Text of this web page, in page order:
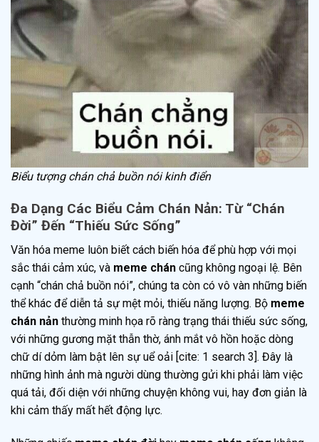
Biểu tượng chán chả buồn nói kinh điển
Đa Dạng Các Biểu Cảm Chán Nản: Từ “Chán
Đời” Đến “Thiếu Sức Sống”
Văn hóa meme luôn biết cách biến hóa để phù hợp với mọi
sắc thái cảm xúc, và meme chán cũng không ngoại lệ. Bên
cạnh “chán chả buồn nói”, chúng ta còn có vô vàn những biến
thể khác để diễn tả sự mệt mỏi, thiếu năng lượng. Bộ meme
chán nản thường minh họa rõ ràng trạng thái thiếu sức sống,
với những gương mặt thẫn thờ, ánh mắt vô hồn hoặc dòng
chữ dí dỏm làm bật lên sự uể oải [cite: 1 search 3]. Đây là
những hình ảnh mà người dùng thường gửi khi phải làm việc
quá tải, đối diện với những chuyện không vui, hay đơn giản là
khi cảm thấy mất hết động lực.